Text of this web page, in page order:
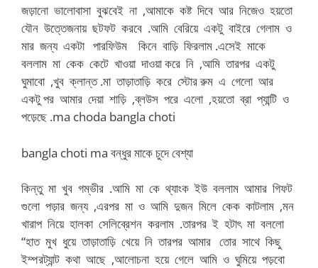
জড়ানো ভালোবাসা বুঝবেই না ,আমাকে কষ্ট দিবে আর নিজেও হয়তো
যৌন উত্তেজনায় ছটফট করবে .আমি বেরিয়ে একটু বাইরে গেলাম ও
মার জন্য একটা পারফিউম কিনে বাড়ি ফিরলাম .এসেই মাকে
বললাম মা কেক কেটে খাওয়া দাওয়া করে নি ,আমি তারপর একটু
ঘুমাবো ,খুব ক্লান্ত .মা তাড়াতাড়ি করে স্টোর রুম এ গেলো আর
একটু পর আমার দেয়া শাড়ি ,ব্লউস পরে এলো ,হয়তো ব্রা প্যান্টি ও
পড়েছে .ma choda bangla choti
bangla choti ma বন্ধুর মাকে চুদে বেশ্যা
কিন্তু মা খুব গম্ভীর .আমি মা কে থ্যাংক ইউ বললাম আমার গিফট
গুলো পড়ার জন্য ,এরপর মা ও আমি দুজন মিলে কেক কাটলাম ,মন
খারাপ নিয়ে হালকা সেলিব্রেশন করলাম .তারপর ই হটাৎ মা বললো
“হাত মুখ ধুয়ে তাড়াতাড়ি খেয়ে নি তারপর আমার তোর সাথে কিছু
ইম্পরট্যান্ট কথা আছে ,আলোচনা হয়ে গেলে আমি ও ঘুমিয়ে পড়বো